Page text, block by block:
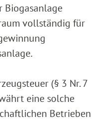
Biogasanlage
vollständig für
(§ 3 Nr. 7
eine solche
Betrieben